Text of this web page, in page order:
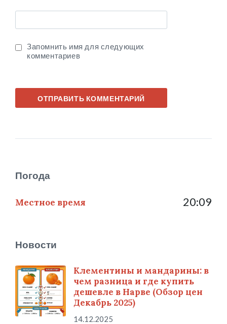
Запомнить имя для следующих
комментариев
Погода
Местное время 20:09
Новости
Клементины и мандарины: в
чем разница и где купить
дешевле в Нарве (Обзор цен
Декабрь 2025)
14.12.2025